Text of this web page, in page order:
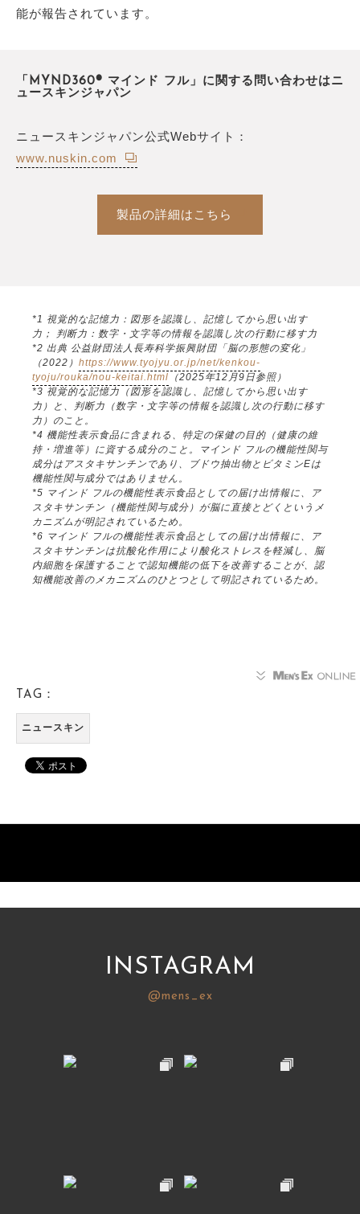
能が報告されています。
「MYND360® マインド フル」に関する問い合わせはニ
ュースキンジャパン
ニュースキンジャパン公式Webサイト：
www.nuskin.com
製品の詳細はこちら
*1 視覚的な記憶力：図形を認識し、記憶してから思い出す
力； 判断力：数字・文字等の情報を認識し次の行動に移す力
*2 出典 公益財団法人長寿科学振興財団「脳の形態の変化」
（2022） https://www.tyojyu.or.jp/net/kenkou-
tyoju/rouka/nou-keitai.html （2025年12月9日参照）
*3 視覚的な記憶力（図形を認識し、記憶してから思い出す
力）と、判断力（数字・文字等の情報を認識し次の行動に移す
力）のこと。
*4 機能性表示食品に含まれる、特定の保健の目的（健康の維
持・増進等）に資する成分のこと。マインド フルの機能性関与
成分はアスタキサンチンであり、ブドウ抽出物とビタミンEは
機能性関与成分ではありません。
*5 マインド フルの機能性表示食品としての届け出情報に、ア
スタキサンチン（機能性関与成分）が脳に直接とどくというメ
カニズムが明記されているため。
*6 マインド フルの機能性表示食品としての届け出情報に、ア
スタキサンチンは抗酸化作用により酸化ストレスを軽減し、脳
内細胞を保護することで認知機能の低下を改善することが、認
知機能改善のメカニズムのひとつとして明記されているため。
TAG：
ニュースキン
INSTAGRAM
@mens_ex